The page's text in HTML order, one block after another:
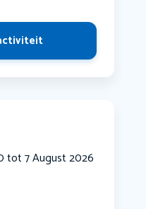
tot 7 August 2026